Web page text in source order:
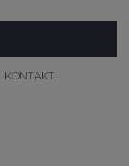
KONTAKT